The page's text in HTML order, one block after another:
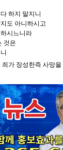
하지 말지니
도 아니하시고
시느니라
것은
가 장성한즉 사망